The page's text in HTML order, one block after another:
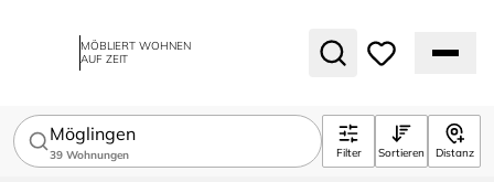
MÖBLIERT WOHNEN
AUF ZEIT
Möglingen
39 Wohnungen Filter Sortieren Distanz